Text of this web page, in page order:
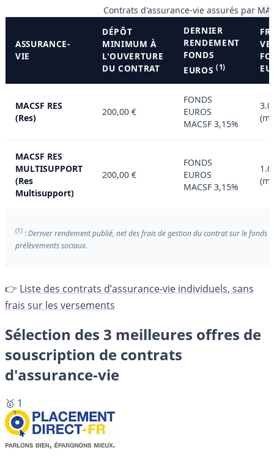
Contrats d'assurance-vie assurés par
ASSURANCE-
VIE
DÉPÔT
MINIMUM À
L'OUVERTURE
DU CONTRAT
DERNIER
RENDEMENT
FONDS
EUROS(1)
MACSF RES
(Res)
200,00 €
FONDS
EUROS
MACSF 3,15%
MACSF RES
MULTISUPPORT
(Res
Multisupport)
200,00 €
FONDS
EUROS
MACSF 3,15%
(1) :Dernier rendement publié, net des frais de gestion du contrat sur le fonds
prélèvements sociaux.
👉 Liste des contrats d’assurance-vie individuels, sans
frais sur les versements
Sélection des 3 meilleures offres de
souscription de contrats
d'assurance-vie
🥇 1